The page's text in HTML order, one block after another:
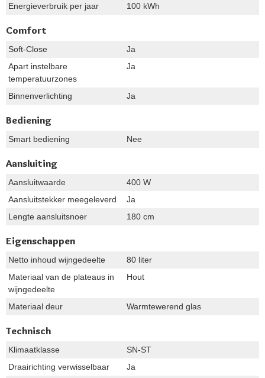
Energieverbruik per jaar
100 kWh
Comfort
Soft-Close
Ja
Apart instelbare
temperatuurzones
Ja
Binnenverlichting Ja
Bediening
Smart bediening Nee
Aansluiting
Aansluitwaarde
400 W
Aansluitstekker meegeleverd
Ja
Lengte aansluitsnoer
180 cm
Eigenschappen
Netto inhoud wijngedeelte
80 liter
Materiaal van de plateaus in
wijngedeelte
Hout
Materiaal deur Warmtewerend glas
Technisch
Klimaatklasse
SN-ST
Draairichting verwisselbaar
Ja